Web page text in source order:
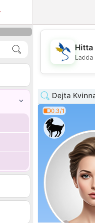
Hitta
Dejta
0.3/1